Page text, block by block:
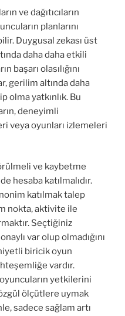
ve dağıtıcıların
planlarını
Duygusal zekası üst
daha daha etkili
başarı olasılığını
gerilim altında daha
olma yatkınlık. Bu
deneyimli
veya oyunları izlemeleri
ve kaybetme
hesaba katılmalıdır.
katılmak talep
nokta, aktivite ile
Seçtiğiniz
var olup olmadığını
biricik oyun
vardır.
yetkilerini
ölçütlere uymak
sadece sağlam artı